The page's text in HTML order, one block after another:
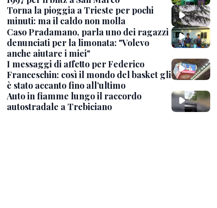
Torna la pioggia a Trieste per pochi
minuti: ma il caldo non molla
Caso Pradamano, parla uno dei ragazzi
denunciati per la limonata: "Volevo
anche aiutare i miei"
I messaggi di affetto per Federico
Franceschin: così il mondo del basket gli
è stato accanto fino all’ultimo
Auto in fiamme lungo il raccordo
autostradale a Trebiciano